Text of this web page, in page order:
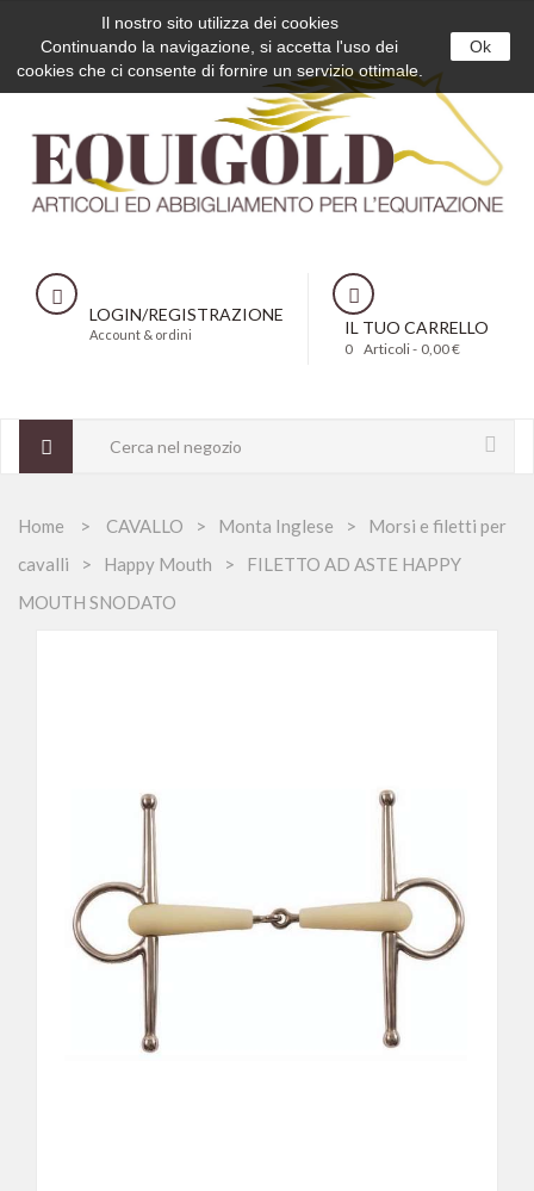
LOGIN/REGISTRAZIONE
Account & ordini IL TUO CARRELLO
0 Articoli - 0,00 €
Home CAVALLO Monta Inglese
Morsi e filetti per
cavalli
Happy Mouth
FILETTO AD ASTE HAPPY
MOUTH SNODATO
Il nostro sito utilizza dei cookies
Continuando la navigazione, si accetta l'uso dei
cookies che ci consente di fornire un servizio ottimale.
Ok